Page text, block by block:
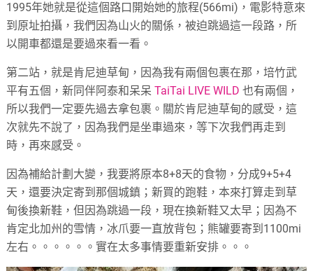
1995年她就是從這個路口開始她的旅程(566mi)，電影特意來
到原址拍攝，我們因為山火的關係，被迫跳過這一段路，所
以開車都還是要過來看一看。
第二站，就是肯尼迪草甸，因為我有兩個包裹在那，培竹武
平有五個，新同伴阿泰和呆呆TaiTai LIVE WILD 也有兩個，
所以我們一定要先過去拿包裹。關於肯尼迪草甸的感受，這
次就先不說了，因為我們是坐車過來，等下次我們再走到
時，再來感受。
因為補給計劃大變，我要將原本8+8天的食物，分成9+5+4
天，還要決定寄到那個城鎮；新買的跑鞋，本來打算走到草
甸後換新鞋，但因為跳過一段，現在換新鞋又太早；因為不
肯定北加州的雪情，冰爪要一直放背包；熊罐要寄到1100mi
左右。。。。。。實在太多事情要重新安排。。。